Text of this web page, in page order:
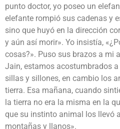
punto doctor, yo poseo un
elefante rompió sus cadenas y
sino que huyó en la dirección
y aún así morir». Yo insistía,
cosas?». Puso sus brazos a mi
Jain, estamos acostumbrados
sillas y sillones, en cambio los
tierra. Esa mañana, cuando
la tierra no era la misma en la
que su instinto animal los llevó
montañas y llanos».